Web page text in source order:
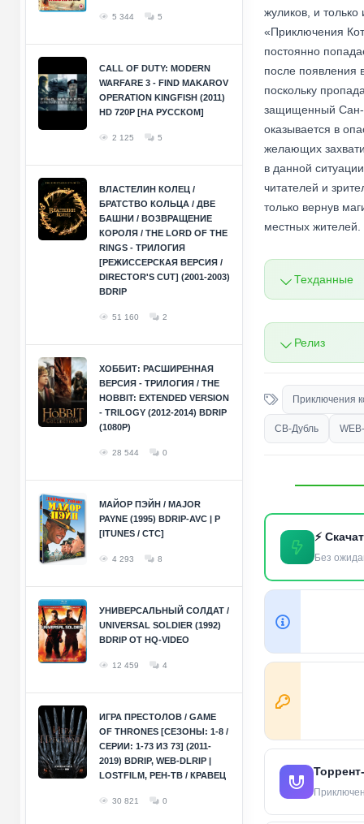
5 344 5
CALL OF DUTY: MODERN
WARFARE 3 - FIND MAKAROV
OPERATION KINGFISH (2011)
HD 720P [НА РУССКОМ]
2 125 5
ВЛАСТЕЛИН КОЛЕЦ /
БРАТСТВО КОЛЬЦА / ДВЕ
БАШНИ / ВОЗВРАЩЕНИЕ
КОРОЛЯ / THE LORD OF THE
RINGS - ТРИЛОГИЯ
[РЕЖИССЕРСКАЯ ВЕРСИЯ /
DIRECTOR'S CUT] (2001-2003)
BDRIP
51 160 2
ХОББИТ: РАСШИРЕННАЯ
ВЕРСИЯ - ТРИЛОГИЯ / THE
HOBBIT: EXTENDED VERSION
- TRILOGY (2012-2014) BDRIP
(1080P)
28 544 0
МАЙОР ПЭЙН / MAJOR
PAYNE (1995) BDRIP-AVC | P
[ITUNES / СТС]
4 293 8
УНИВЕРСАЛЬНЫЙ СОЛДАТ /
UNIVERSAL SOLDIER (1992)
BDRIP ОТ HQ-VIDEO
12 459 4
ИГРА ПРЕСТОЛОВ / GAME
OF THRONES [СЕЗОНЫ: 1-8 /
СЕРИИ: 1-73 ИЗ 73] (2011-
2019) BDRIP, WEB-DLRIP |
LOSTFILM, РЕН-ТВ / КРАВЕЦ
30 821 0
жуликов, и
«Приключения
постоянно
после появления
поскольку
защищенный Сан-
оказывается в
желающих
в данной
читателей и
только вернув
местных жителей.
Техданные
Релиз
Приключения
СВ-Дубль
⚡
Без